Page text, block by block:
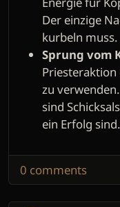
Der einzige
kurbeln muss.
Sprung vom
Priesteraktion
zu
sind
ein Erfolg sind.
0 comments